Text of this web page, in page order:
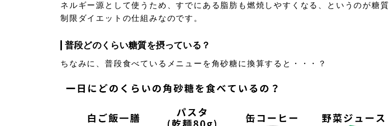
ネルギー源として使うため、すでにある脂肪も燃焼しやすくなる、というのが糖質
制限ダイエットの仕組みなのです。
普段どのくらい糖質を摂っている？
ちなみに、普段食べているメニューを角砂糖に換算すると・・・？